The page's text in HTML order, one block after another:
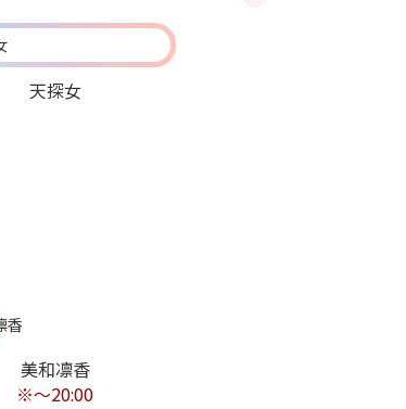
天探女
美和凛香
※～20:00